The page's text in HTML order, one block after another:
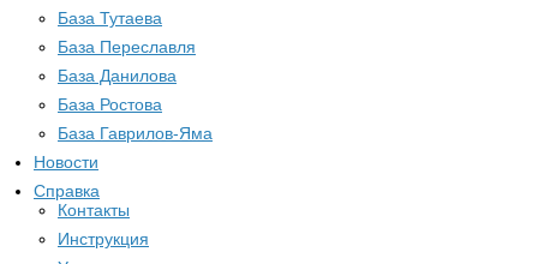
База Тутаева
База Переславля
База Данилова
База Ростова
База Гаврилов-Яма
Новости
Справка
Контакты
Инструкция